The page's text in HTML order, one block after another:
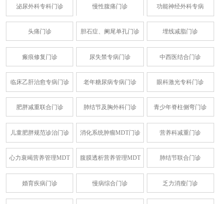
泌尿外科专科门诊 慢性腹痛门诊 功能神经外科专病
头痛门诊 胆石症、阑尾单孔门诊 埋线减脂门诊
瘢痕修复门诊 尿失禁专病门诊 中西医结合门诊
临床乙肝治愈专病门诊 老年糖尿病专病门诊 眼科激光专科门诊
肥胖减重联合门诊 肺结节及胸外科门诊 青少年脊柱侧弯门诊
儿童肥胖规范诊治门诊 消化系统肿瘤MDT门诊 营养科减重门诊
心力衰竭营养管理MDT 腹膜透析营养管理MDT 肺结节联合门诊
婚育疾病门诊 慢病综合门诊 乏力消瘦门诊